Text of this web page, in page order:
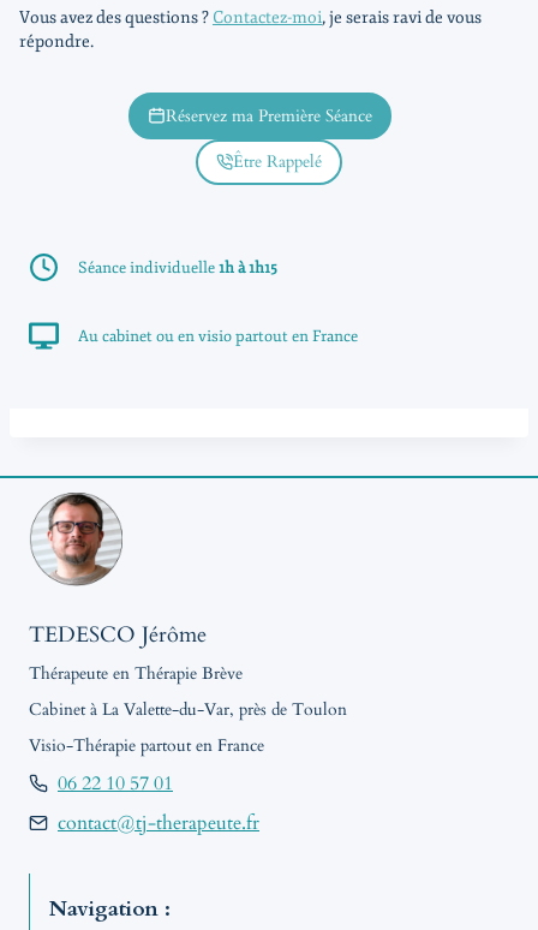
Vous avez des questions ? Contactez-moi, je serais ravi de vous
répondre.
Réservez ma Première Séance
Être Rappelé
Séance individuelle1h à 1h15
Au cabinet ou en visio partout en France
TEDESCO Jérôme
Thérapeute en Thérapie Brève
Cabinet à La Valette-du-Var, près de Toulon
Visio-Thérapie partout en France
06 22 10 57 01
contact@tj-therapeute.fr
Navigation :